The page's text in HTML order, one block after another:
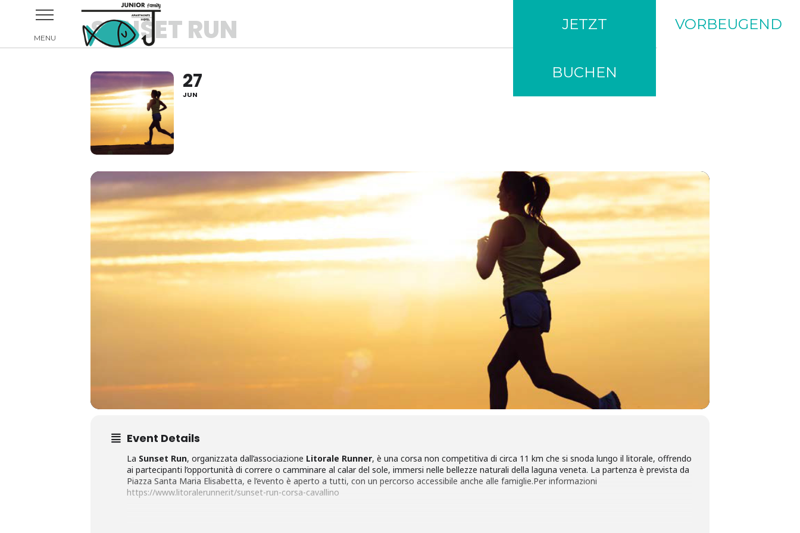
JETZT
BUCHEN
VORBEUGEND
SUNSET RUN
27
JUN
Event Details
La Sunset Run, organizzata dall’associazione Litorale Runner, è una corsa non competitiva di circa 11 km che si snoda lungo il litorale, offrendo
ai partecipanti l’opportunità di correre o camminare al calar del sole, immersi nelle bellezze naturali della laguna veneta. La partenza è prevista da
Piazza Santa Maria Elisabetta, e l’evento è aperto a tutti, con un percorso accessibile anche alle famiglie.Per informazioni
https://www.litoralerunner.it/sunset-run-corsa-cavallino